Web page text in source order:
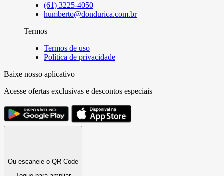
(61) 3225-4050
humberto@dondurica.com.br
Termos
Termos de uso
Política de privacidade
Baixe nosso aplicativo
Acesse ofertas exclusivas e descontos especiais
Ou escaneie o QR Code